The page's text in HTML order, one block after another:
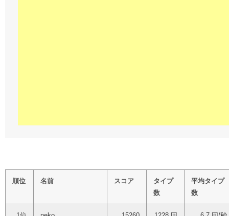
順位 名前 スコア
タイプ
数
平均タイプ
数